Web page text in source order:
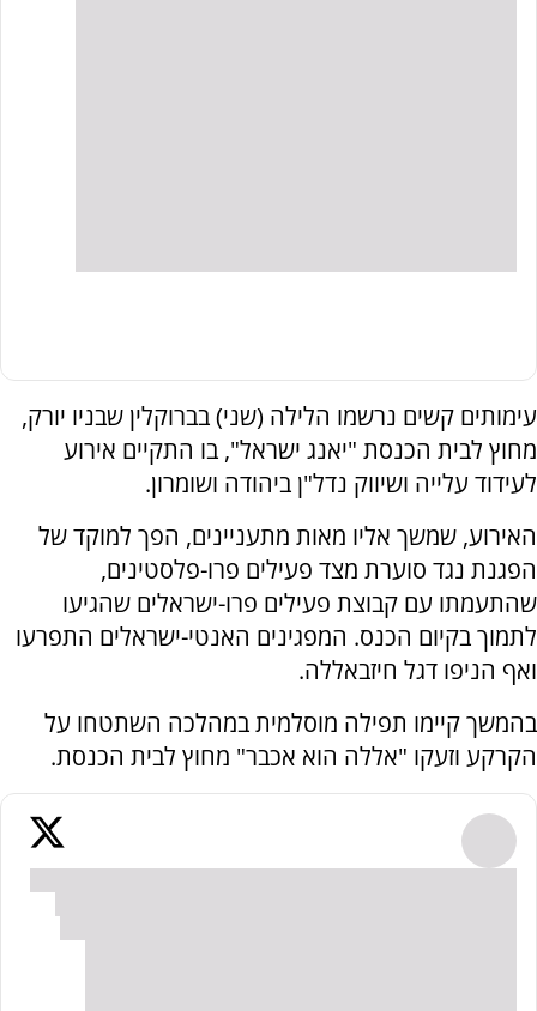
עימותים קשים נרשמו הלילה (שני) בברוקלין שבניו יורק,
מחוץ לבית הכנסת "יאנג ישראל", בו התקיים אירוע
לעידוד עלייה ושיווק נדל"ן ביהודה ושומרון.
האירוע, שמשך אליו מאות מתעניינים, הפך למוקד של
הפגנת נגד סוערת מצד פעילים פרו-פלסטינים,
שהתעמתו עם קבוצת פעילים פרו-ישראלים שהגיעו
לתמוך בקיום הכנס. המפגינים האנטי-ישראלים התפרעו
ואף הניפו דגל חיזבאללה.
בהמשך קיימו תפילה מוסלמית במהלכה השתטחו על
הקרקע וזעקו "אללה הוא אכבר" מחוץ לבית הכנסת.